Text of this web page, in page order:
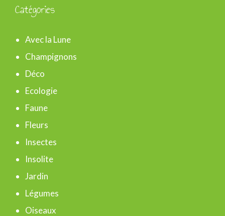
e
r
c
h
e
r
Catégories
Avec la Lune
Champignons
Déco
Ecologie
Faune
Fleurs
Insectes
Insolite
Jardin
Légumes
Oiseaux